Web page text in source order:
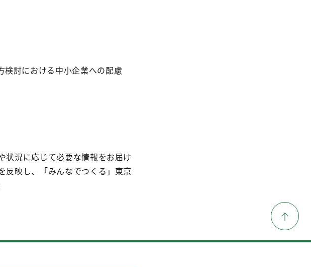
検討における中小企業への配慮
状況に応じて必要な情報をお届け
反映し、「みんなでつくる」東京